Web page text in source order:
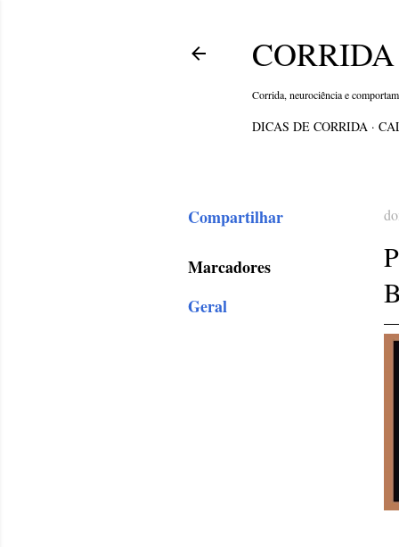
Corrida, neurociência e
DICAS DE CORRIDA
Compartilhar
Marcadores
Geral